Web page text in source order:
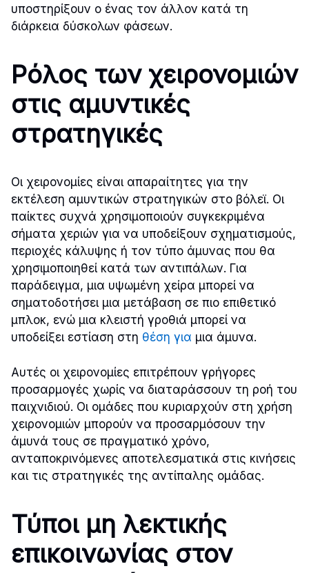
υποστηρίξουν ο ένας τον άλλον κατά τη
διάρκεια δύσκολων φάσεων.
Ρόλος των χειρονομιών
στις αμυντικές
στρατηγικές
Οι χειρονομίες είναι απαραίτητες για την
εκτέλεση αμυντικών στρατηγικών στο βόλεϊ. Οι
παίκτες συχνά χρησιμοποιούν συγκεκριμένα
σήματα χεριών για να υποδείξουν σχηματισμούς,
περιοχές κάλυψης ή τον τύπο άμυνας που θα
χρησιμοποιηθεί κατά των αντιπάλων. Για
παράδειγμα, μια υψωμένη χείρα μπορεί να
σηματοδοτήσει μια μετάβαση σε πιο επιθετικό
μπλοκ, ενώ μια κλειστή γροθιά μπορεί να
υποδείξει εστίαση στη θέση για μια άμυνα.
Αυτές οι χειρονομίες επιτρέπουν γρήγορες
προσαρμογές χωρίς να διαταράσσουν τη ροή του
παιχνιδιού. Οι ομάδες που κυριαρχούν στη χρήση
χειρονομιών μπορούν να προσαρμόσουν την
άμυνά τους σε πραγματικό χρόνο,
ανταποκρινόμενες αποτελεσματικά στις κινήσεις
και τις στρατηγικές της αντίπαλης ομάδας.
Τύποι μη λεκτικής
επικοινωνίας στον